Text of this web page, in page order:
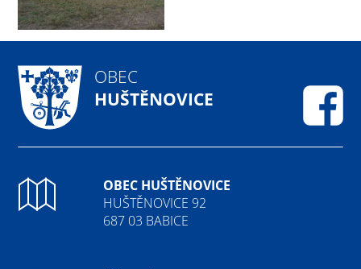
OBEC
HUŠTĚNOVICE
OBEC HUŠTĚNOVICE
HUŠTĚNOVICE 92
687 03 BABICE